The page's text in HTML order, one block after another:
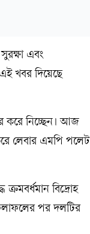
সুরক্ষা এবং
খবর দিয়েছে
করে নিচ্ছেন। আজ
লেবার এমপি পলেট
বিদ্রোহ
ফলাফলের পর দলটির